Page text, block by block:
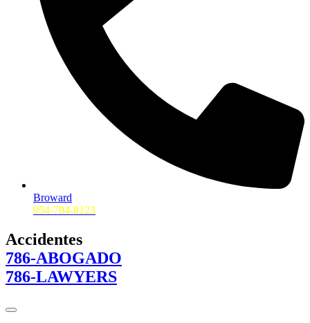
Broward
954-704-8123
Accidentes
786-ABOGADO
786-LAWYERS